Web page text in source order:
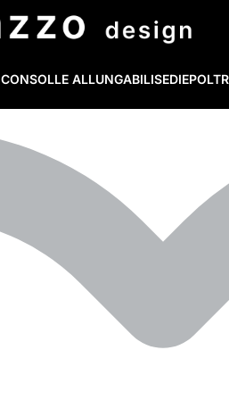
CONSOLLE ALLUNGABILISEDIE